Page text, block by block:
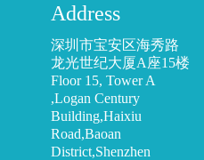
Address
深圳市宝安区海秀路
龙光世纪大厦A座15楼
Floor 15, Tower A
,Logan Century
Building,Haixiu
Road,Baoan
District,Shenzhen